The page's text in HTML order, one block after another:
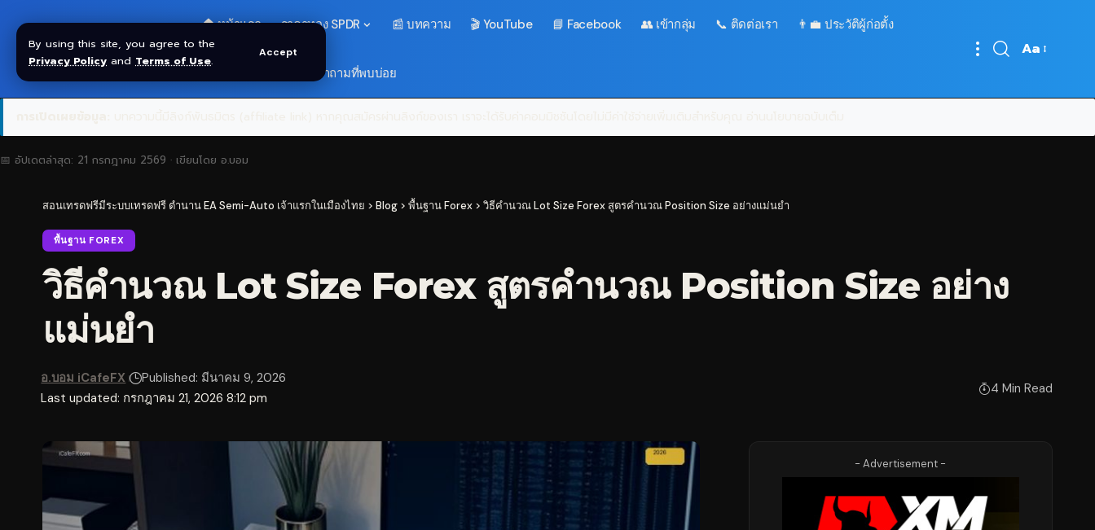
By using this site, you agree to the
Privacy Policy and Terms of Use.
Accept
🏠 หน้าแรก ราคาทอง SPDR 📰 บทความ 🎬 YouTube 📘 Facebook 👥 เข้ากลุ่ม 📞 ติดต่อเรา 👨‍💼 ประวัติผู้ก่อตั้ง
❓ คำถามที่พบบ่อย
Font
Aa
📅 อัปเดตล่าสุด: 21 กรกฎาคม 2569 · เขียนโดย อ.บอม
สอนเทรดฟรีมีระบบเทรดฟรี ตำนาน EA Semi-Auto เจ้าแรกในเมืองไทย > Blog > พื้นฐาน Forex > วิธีคำนวณ Lot Size Forex สูตรคำนวณ Position Size อย่างแม่นยำ
พื้นฐาน FOREX
วิธีคำนวณ Lot Size Forex สูตรคำนวณ Position Size อย่าง
แม่นยำ
Last updated: กรกฎาคม 21, 2026 8:12 pm
อ.บอม iCafeFX Published: มีนาคม 9, 2026
4 Min Read
- Advertisement -